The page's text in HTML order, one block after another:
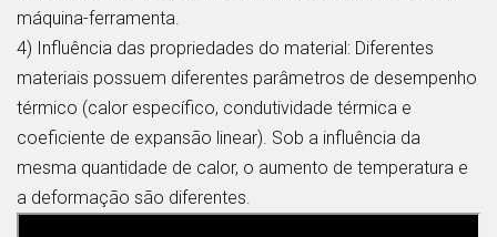
máquina-ferramenta.
4) Influência das propriedades do material: Diferentes
materiais possuem diferentes parâmetros de desempenho
térmico (calor específico, condutividade térmica e
coeficiente de expansão linear). Sob a influência da
mesma quantidade de calor, o aumento de temperatura e
a deformação são diferentes.